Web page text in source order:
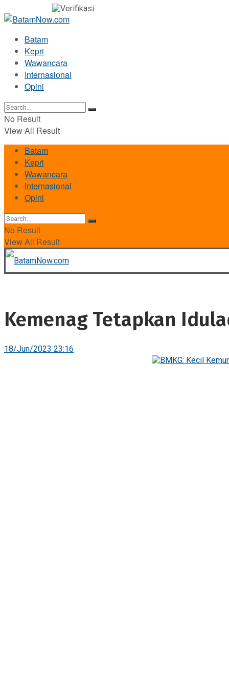
Batam
Kepri
Wawancara
Internasional
Opini
No Result
View All Result
Batam
Kepri
Wawancara
Internasional
Opini
No Result
View All Result
Kemenag Tetapkan
18/Jun/2023 23:16